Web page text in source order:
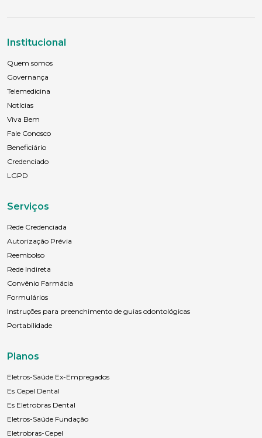
Institucional
Quem somos
Governança
Telemedicina
Notícias
Viva Bem
Fale Conosco
Beneficiário
Credenciado
LGPD
Serviços
Rede Credenciada
Autorização Prévia
Reembolso
Rede Indireta
Convênio Farmácia
Formulários
Instruções para preenchimento de guias odontológicas
Portabilidade
Planos
Eletros-Saúde Ex-Empregados
Es Cepel Dental
Es Eletrobras Dental
Eletros-Saúde Fundação
Eletrobras-Cepel
Sexo
Área de interesse
Anexar currículo*